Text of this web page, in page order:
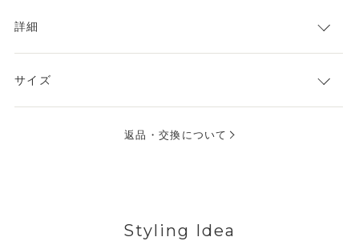
詳細
サイズ
返品・交換について
Styling Idea